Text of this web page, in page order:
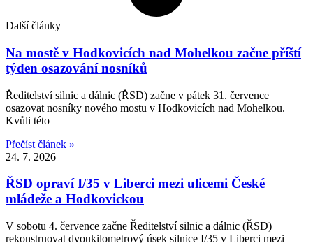
Další články
Na mostě v Hodkovicích nad Mohelkou začne příští
týden osazování nosníků
Ředitelství silnic a dálnic (ŘSD) začne v pátek 31. července
osazovat nosníky nového mostu v Hodkovicích nad Mohelkou.
Kvůli této
Přečíst článek »
24. 7. 2026
ŘSD opraví I/35 v Liberci mezi ulicemi České
mládeže a Hodkovickou
V sobotu 4. července začne Ředitelství silnic a dálnic (ŘSD)
rekonstruovat dvoukilometrový úsek silnice I/35 v Liberci mezi